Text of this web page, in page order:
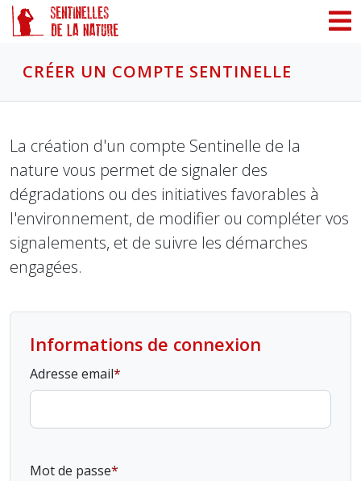
CRÉER UN COMPTE SENTINELLE
La création d'un compte Sentinelle de la
nature vous permet de signaler des
dégradations ou des initiatives favorables à
l'environnement, de modifier ou compléter vos
signalements, et de suivre les démarches
engagées.
Informations de connexion
Adresse email
Mot de passe
Panneau de gestion des cookies